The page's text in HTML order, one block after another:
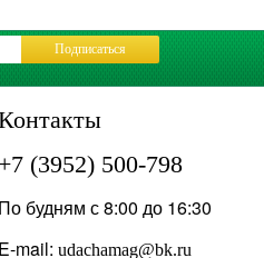
Подписаться
+7 (3952) 500-798
По будням с 8:00 до 16:30
E-mail: udachamag@bk.ru